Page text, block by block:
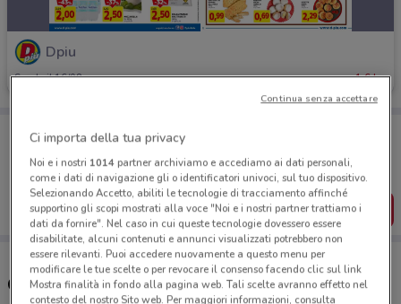
Dpiu
Scade il 16/08 1.6 km
Puoi trovare le migliori offerte dei negozi vicino a te,
salvarle e creare la tua lista del risparmio, comodamente
dal tuo cellulare.
SCARICA L’APP
Orari e Negozi Dpiù
Ci importa della tua privacy
Noi e i nostri 1014partner archiviamo e accediamo ai dati personali,
come i dati di navigazione gli o identificatori univoci, sul tuo dispositivo.
Selezionando Accetto, abiliti le tecnologie di tracciamento affinché
supportino gli scopi mostrati alla voce "Noi e i nostri partner trattiamo i
dati da fornire". Nel caso in cui queste tecnologie dovessero essere
disabilitate, alcuni contenuti e annunci visualizzati potrebbero non
essere rilevanti. Puoi accedere nuovamente a questo menu per
modificare le tue scelte o per revocare il consenso facendo clic sul link
Mostra finalità in fondo alla pagina web. Tali scelte avranno effetto nel
contesto del nostro Sito web. Per maggiori informazioni, consulta
Continua senza accettare